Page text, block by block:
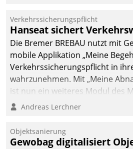
Verkehrssicherungspflicht
Hanseat sichert
Die Bremer BREBAU nutzt mit
mobile Applikation „Meine
Verkehrssicherungspflicht in
wahrzunehmen. Mit „Meine
ist nun ein weiteres Modul des
Einsatz.
Andreas Lerchner
Objektsanierung
Gewobag digitalisiert